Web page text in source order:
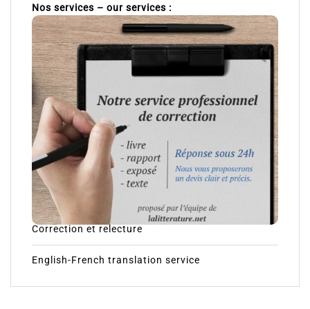
Nos services – our services :
Correction et relecture
English-French translation service